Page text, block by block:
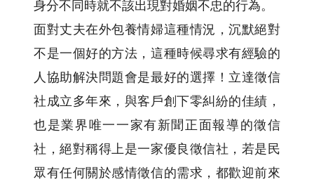
身分不同時就不該出現對婚姻不忠的行為。
面對丈夫在外包養情婦這種情況，沉默絕對
不是一個好的方法，這種時候尋求有經驗的
人協助解決問題會是最好的選擇！立達徵信
社成立多年來，與客戶創下零糾紛的佳績，
也是業界唯一一家有新聞正面報導的徵信
社，絕對稱得上是一家優良徵信社，若是民
眾有任何關於感情徵信的需求，都歡迎前來